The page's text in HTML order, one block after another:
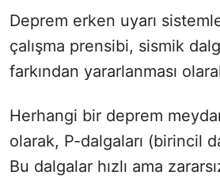
Deprem erken uyarı
çalışma prensibi, sismik
farkından yararlanması
Herhangi bir deprem
olarak, P-dalgaları (birincil
Bu dalgalar hızlı ama